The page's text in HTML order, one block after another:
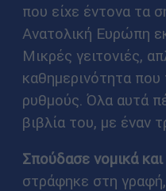
που είχε έντονα τα
Ανατολική Ευρώπη
Μικρές γειτονιές,
καθημερινότητα
ρυθμούς. Όλα αυτά
βιβλία του, με έναν
Σπούδασε νομικά
στράφηκε στη